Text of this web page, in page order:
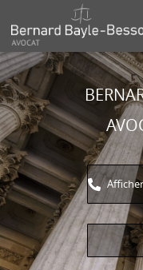
BERNARD
BAYLE-
BESSON